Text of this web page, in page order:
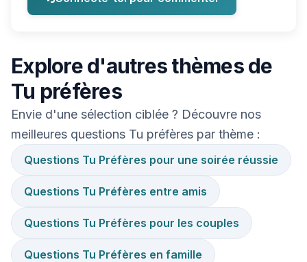
Explore d'autres thèmes de
Tu préfères
Envie d'une sélection ciblée ? Découvre nos
meilleures questions Tu préfères par thème :
Questions Tu Préfères pour une soirée réussie
Questions Tu Préfères entre amis
Questions Tu Préfères pour les couples
Questions Tu Préfères en famille